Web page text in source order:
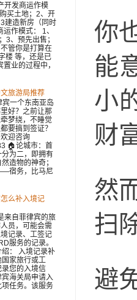
你
能
小
财
然
扫
避
开发商运作模
买土地；2、开
建造新房（同时
作模式： 1、
3、预先出售；
管你是打算在
楼 等，还是已
业的过程中，
旅游局推荐
宾一个东南亚岛
好？之前让那
梦绕，不睡觉
要搞到签证？
迎咨询
🏠论城市：首
为二，即拥有
造物的神奇；
宿务，比马尼
么补入境记
来自菲律宾的旅
员，可能会需
记录、工签记
服务的记录。
： 入境记录补
家旅行或工
您的入境信
海关局申请入
任务。该服务